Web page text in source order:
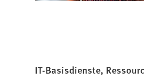
IT-Basisdienste,